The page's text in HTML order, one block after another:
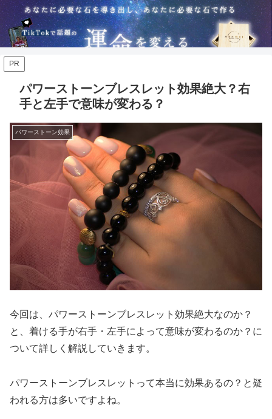
PR
パワーストーンブレスレット効果絶大？右
手と左手で意味が変わる？
パワーストーン効果
今回は、パワーストーンブレスレット効果絶大なのか？
と、着ける手が右手・左手によって意味が変わるのか？に
ついて詳しく解説していきます。
パワーストーンブレスレットって本当に効果あるの？と疑
われる方は多いですよね。